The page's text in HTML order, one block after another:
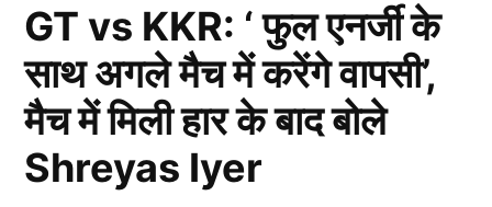
GT vs KKR: ‘ फुल एनर्जी के
साथ अगले मैच में करेंगे वापसी’,
मैच में मिली हार के बाद बोले
Shreyas Iyer